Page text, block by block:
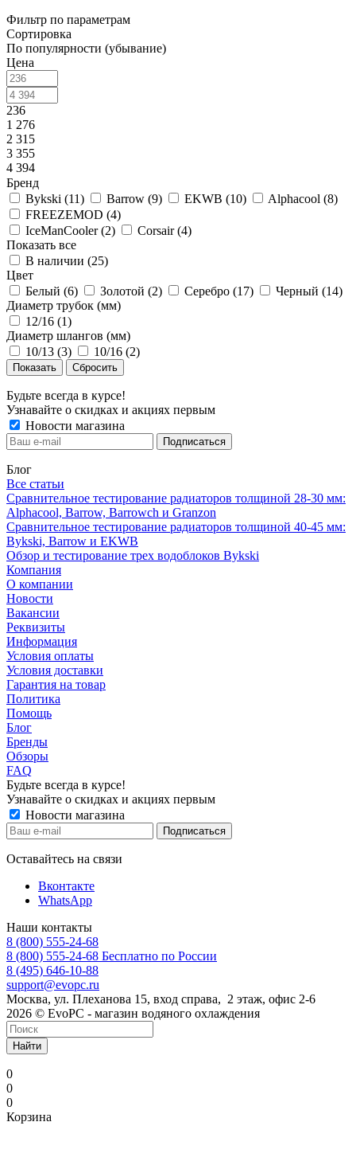
Фильтр по параметрам
Сортировка
По популярности (убывание)
Цена
236
1 276
2 315
3 355
4 394
Бренд
Bykski (11) Barrow (9) EKWB (10) Alphacool (8)
FREEZEMOD (4)
IceManCooler (2) Corsair (4)
Показать все
В наличии (25)
Цвет
Белый (6) Золотой (2) Серебро (17) Черный (14)
Диаметр трубок (мм)
12/16 (1)
Диаметр шлангов (мм)
10/13 (3) 10/16 (2)
Сбросить
Будьте всегда в курсе!
Узнавайте о скидках и акциях первым
Новости магазина
Блог
Все статьи
Сравнительное тестирование радиаторов толщиной 28-30 мм:
Alphacool, Barrow, Barrowch и Granzon
Сравнительное тестирование радиаторов толщиной 40-45 мм:
Bykski, Barrow и EKWB
Обзор и тестирование трех водоблоков Bykski
Компания
О компании
Новости
Вакансии
Реквизиты
Информация
Условия оплаты
Условия доставки
Гарантия на товар
Политика
Помощь
Блог
Бренды
Обзоры
FAQ
Будьте всегда в курсе!
Узнавайте о скидках и акциях первым
Новости магазина
Оставайтесь на связи
Вконтакте
WhatsApp
Наши контакты
8 (800) 555-24-68
8 (800) 555-24-68 Бесплатно по России
8 (495) 646-10-88
support@evopc.ru
Москва, ул. Плеханова 15, вход справа, 2 этаж, офис 2-6
2026 © EvoPC - магазин водяного охлаждения
Найти
0
0
0
Корзина